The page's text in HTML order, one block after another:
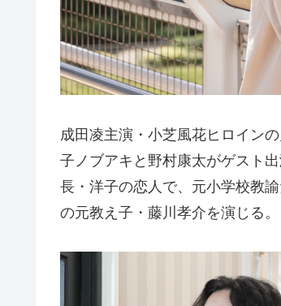
成田凌主演・小芝風花ヒロイン
子ノブアキと野村康太がゲスト
長・洋子の恋人で、元小学校教
の元教え子・藤川孝介を演じる。